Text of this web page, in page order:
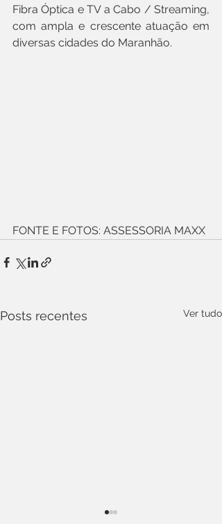
Fibra Óptica e TV a Cabo / Streaming,
com ampla e crescente atuação em
diversas cidades do Maranhão.
FONTE E FOTOS: ASSESSORIA MAXX
Posts recentes Ver tudo